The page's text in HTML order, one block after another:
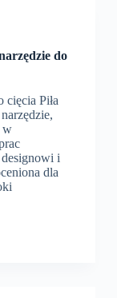
do
cięcia Piła
w
i
dla